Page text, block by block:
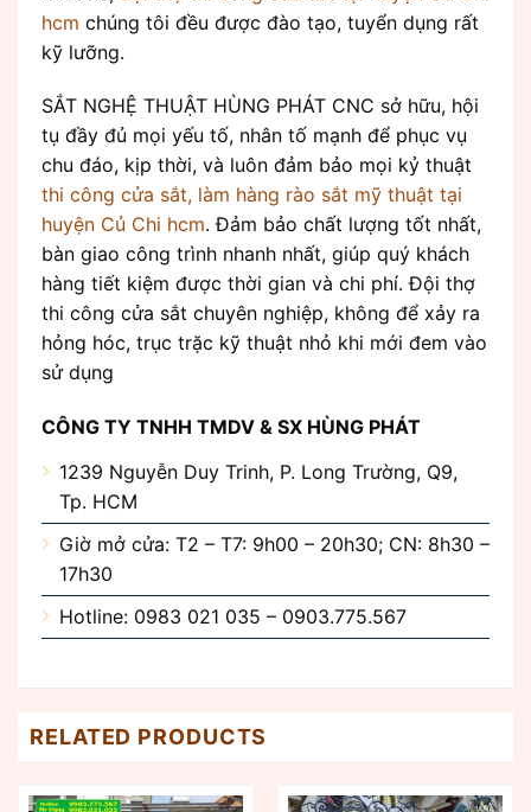
hcm chúng tôi đều được đào tạo, tuyển dụng rất
kỹ lưỡng.
SẮT NGHỆ THUẬT HÙNG PHÁT CNC sở hữu, hội
tụ đầy đủ mọi yếu tố, nhân tố mạnh để phục vụ
chu đáo, kịp thời, và luôn đảm bảo mọi kỷ thuật
thi công cửa sắt, làm hàng rào sắt mỹ thuật tại
huyện Củ Chi hcm. Đảm bảo chất lượng tốt nhất,
bàn giao công trình nhanh nhất, giúp quý khách
hàng tiết kiệm được thời gian và chi phí. Đội thợ
thi công cửa sắt chuyên nghiệp, không để xảy ra
hỏng hóc, trục trặc kỹ thuật nhỏ khi mới đem vào
sử dụng
CÔNG TY TNHH TMDV & SX HÙNG PHÁT
1239 Nguyễn Duy Trinh, P. Long Trường, Q9,
Tp. HCM
Giờ mở cửa: T2 – T7: 9h00 – 20h30; CN: 8h30 –
17h30
Hotline: 0983 021 035 – 0903.775.567
RELATED PRODUCTS